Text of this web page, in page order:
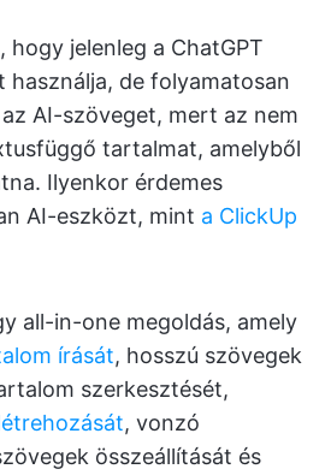
hogy jelenleg a ChatGPT
használja, de folyamatosan
AI-szöveget, mert az nem
tartalmat, amelyből
Ilyenkor érdemes
AI-eszközt, mint a ClickUp
all-in-one megoldás, amely
írását, hosszú szövegek
szerkesztését,
, vonzó
összeállítását és